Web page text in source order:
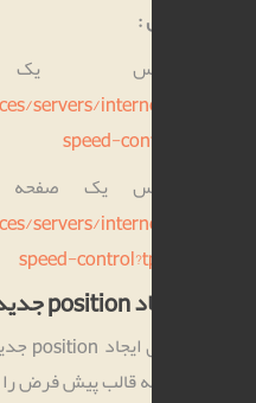
یک
services/servers/
یک صفحه از سایت
services/servers/
speed-
قالب پیش فرض را ویرایش کنیم.